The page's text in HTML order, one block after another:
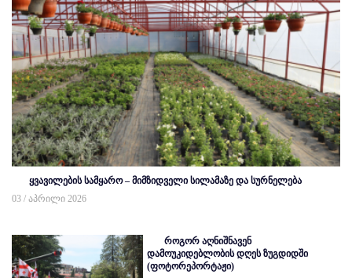
ყვავილების სამყარო – მიმზიდველი სილამაზე და სურნელება
03 / აპრილი 2026
როგორ აღნიშნავენ
დამოუკიდებლობის დღეს ზუგდიდში
(ფოტორეპორტაჟი)